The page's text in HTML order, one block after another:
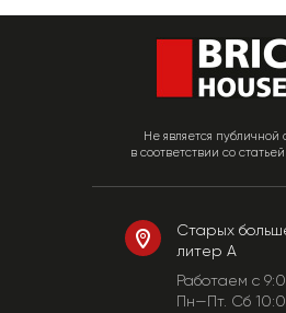
Не является публичной
в соответствии со
Старых
литер А
Работаем c
Пн—Пт. Сб